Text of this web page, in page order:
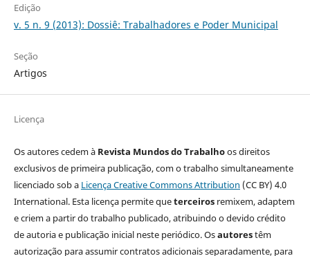
Edição
v. 5 n. 9 (2013): Dossiê: Trabalhadores e Poder Municipal
Seção
Artigos
Licença
Os autores cedem à Revista Mundos do Trabalhoos direitos
exclusivos de primeira publicação, com o trabalho simultaneamente
licenciado sob a Licença Creative Commons Attribution (CC BY) 4.0
International. Esta licença permite queterceirosremixem, adaptem
e criem a partir do trabalho publicado, atribuindo o devido crédito
de autoria e publicação inicial neste periódico. Osautorestêm
autorização para assumir contratos adicionais separadamente, para